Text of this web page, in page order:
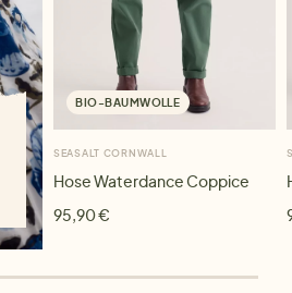
BIO-BAUMWOLLE
SEASALT CORNWALL
Hose Waterdance Coppice
95,90 €